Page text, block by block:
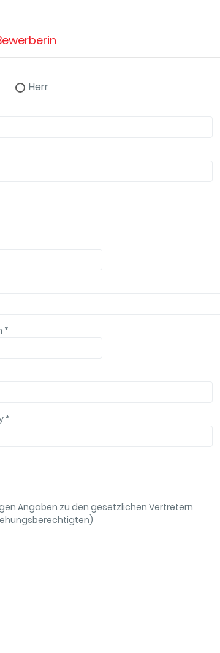
Herr
*
*
Angaben zu den gesetzlichen Vertretern